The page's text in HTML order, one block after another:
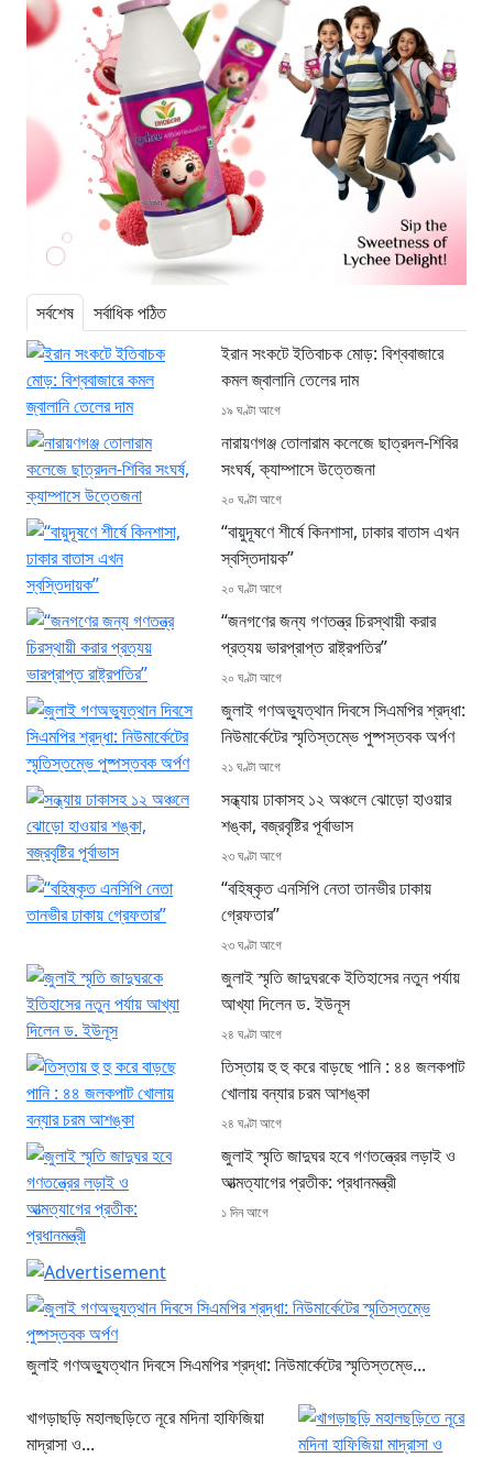
সর্বশেষ
সর্বাধিক পঠিত
ইরান সংকটে ইতিবাচক মোড়: বিশ্ববাজারে
কমল জ্বালানি তেলের দাম
১৯ ঘণ্টা আগে
নারায়ণগঞ্জ তোলারাম কলেজে ছাত্রদল-শিবির
সংঘর্ষ, ক্যাম্পাসে উত্তেজনা
২০ ঘণ্টা আগে
“বায়ুদূষণে শীর্ষে কিনশাসা, ঢাকার বাতাস এখন
স্বস্তিদায়ক”
২০ ঘণ্টা আগে
“জনগণের জন্য গণতন্ত্র চিরস্থায়ী করার
প্রত্যয় ভারপ্রাপ্ত রাষ্ট্রপতির”
২০ ঘণ্টা আগে
জুলাই গণঅভ্যুত্থান দিবসে সিএমপির শ্রদ্ধা:
নিউমার্কেটের স্মৃতিস্তম্ভে পুষ্পস্তবক অর্পণ
২১ ঘণ্টা আগে
সন্ধ্যায় ঢাকাসহ ১২ অঞ্চলে ঝোড়ো হাওয়ার
শঙ্কা, বজ্রবৃষ্টির পূর্বাভাস
২৩ ঘণ্টা আগে
“বহিষ্কৃত এনসিপি নেতা তানভীর ঢাকায়
গ্রেফতার”
২৩ ঘণ্টা আগে
জুলাই স্মৃতি জাদুঘরকে ইতিহাসের নতুন পর্যায়
আখ্যা দিলেন ড. ইউনূস
২৪ ঘণ্টা আগে
তিস্তায় হু হু করে বাড়ছে পানি : ৪৪ জলকপাট
খোলায় বন্যার চরম আশঙ্কা
২৪ ঘণ্টা আগে
জুলাই স্মৃতি জাদুঘর হবে গণতন্ত্রের লড়াই ও
আত্মত্যাগের প্রতীক: প্রধানমন্ত্রী
১ দিন আগে
জুলাই গণঅভ্যুত্থান দিবসে সিএমপির শ্রদ্ধা: নিউমার্কেটের স্মৃতিস্তম্ভে...
খাগড়াছড়ি মহালছড়িতে নূরে মদিনা হাফিজিয়া
মাদ্রাসা ও...